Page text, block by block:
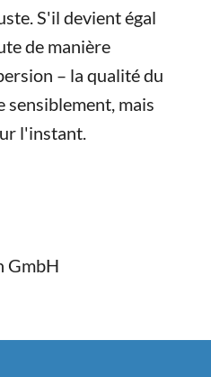
S'il devient égal
de manière
– la qualité du
sensiblement, mais
l'instant.
GmbH